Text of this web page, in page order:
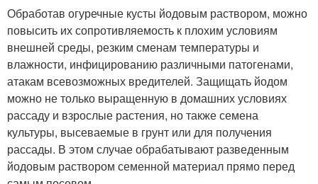
Обработав огуречные кусты йодовым раствором, можно
повысить их сопротивляемость к плохим условиям
внешней среды, резким сменам температуры и
влажности, инфицированию различными патогенами,
атакам всевозможных вредителей. Защищать йодом
можно не только выращенную в домашних условиях
рассаду и взрослые растения, но также семена
культуры, высеваемые в грунт или для получения
рассады. В этом случае обрабатывают разведенным
йодовым раствором семенной материал прямо перед